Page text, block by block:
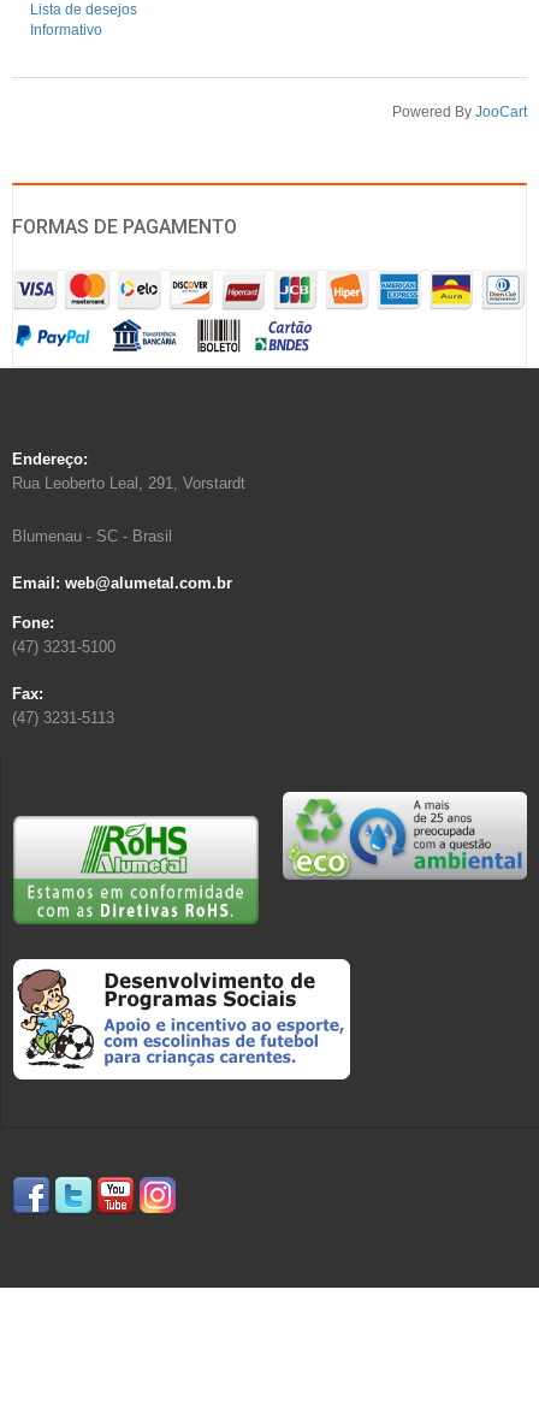
Lista de desejos
Informativo
Powered By JooCart
FORMAS DE PAGAMENTO
Endereço:
Rua Leoberto Leal, 291, Vorstardt
Blumenau - SC - Brasil
Email: web@alumetal.com.br
Fone:
(47) 3231-5100
Fax:
(47) 3231-5113